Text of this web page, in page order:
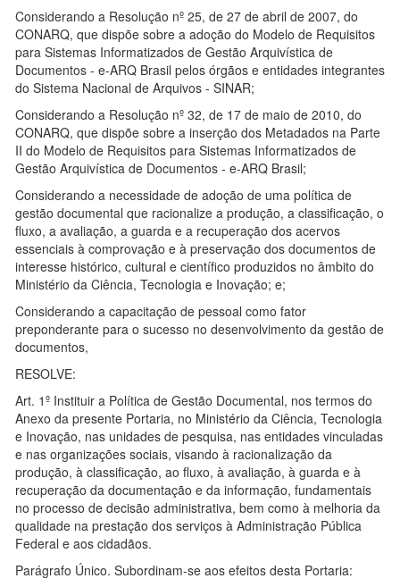
Considerando a Resolução nº 25, de 27 de abril de 2007, do
CONARQ, que dispõe sobre a adoção do Modelo de Requisitos
para Sistemas Informatizados de Gestão Arquivística de
Documentos - e-ARQ Brasil pelos órgãos e entidades integrantes
do Sistema Nacional de Arquivos - SINAR;
Considerando a Resolução nº 32, de 17 de maio de 2010, do
CONARQ, que dispõe sobre a inserção dos Metadados na Parte
II do Modelo de Requisitos para Sistemas Informatizados de
Gestão Arquivística de Documentos - e-ARQ Brasil;
Considerando a necessidade de adoção de uma política de
gestão documental que racionalize a produção, a classificação, o
fluxo, a avaliação, a guarda e a recuperação dos acervos
essenciais à comprovação e à preservação dos documentos de
interesse histórico, cultural e científico produzidos no âmbito do
Ministério da Ciência, Tecnologia e Inovação; e;
Considerando a capacitação de pessoal como fator
preponderante para o sucesso no desenvolvimento da gestão de
documentos,
RESOLVE:
Art. 1º Instituir a Política de Gestão Documental, nos termos do
Anexo da presente Portaria, no Ministério da Ciência, Tecnologia
e Inovação, nas unidades de pesquisa, nas entidades vinculadas
e nas organizações sociais, visando à racionalização da
produção, à classificação, ao fluxo, à avaliação, à guarda e à
recuperação da documentação e da informação, fundamentais
no processo de decisão administrativa, bem como à melhoria da
qualidade na prestação dos serviços à Administração Pública
Federal e aos cidadãos.
Parágrafo Único. Subordinam-se aos efeitos desta Portaria: